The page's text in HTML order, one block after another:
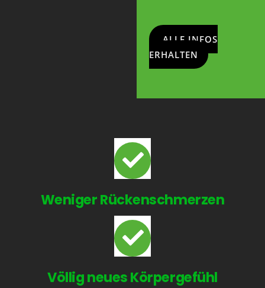
ALLE INFOS
ERHALTEN
Weniger Rückenschmerzen
Völlig neues Körpergefühl